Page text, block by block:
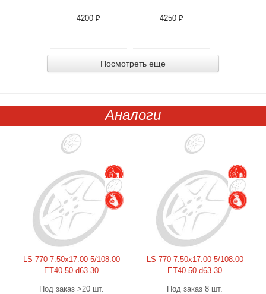
4200 ₽ 4250 ₽
Посмотреть еще
Аналоги
LS 770 7.50x17.00 5/108.00
ET40-50 d63.30
Под заказ >20 шт.
LS 770 7.50x17.00 5/108.00
ET40-50 d63.30
Под заказ 8 шт.